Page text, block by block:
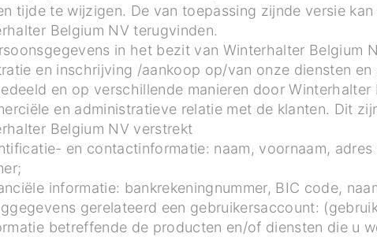
tijde te wijzigen. De van toepassing zijnde versie
Belgium NV terugvinden.
in het bezit van Winterhalter Belgium
en inschrijving /aankoop op/van onze diensten
en op verschillende manieren door
en administratieve relatie met de klanten. Dit
Belgium NV verstrekt
en contactinformatie: naam, voornaam,
informatie: bankrekeningnummer, BIC code,
gerelateerd een gebruikersaccount:
betreffende de producten en/of diensten die u